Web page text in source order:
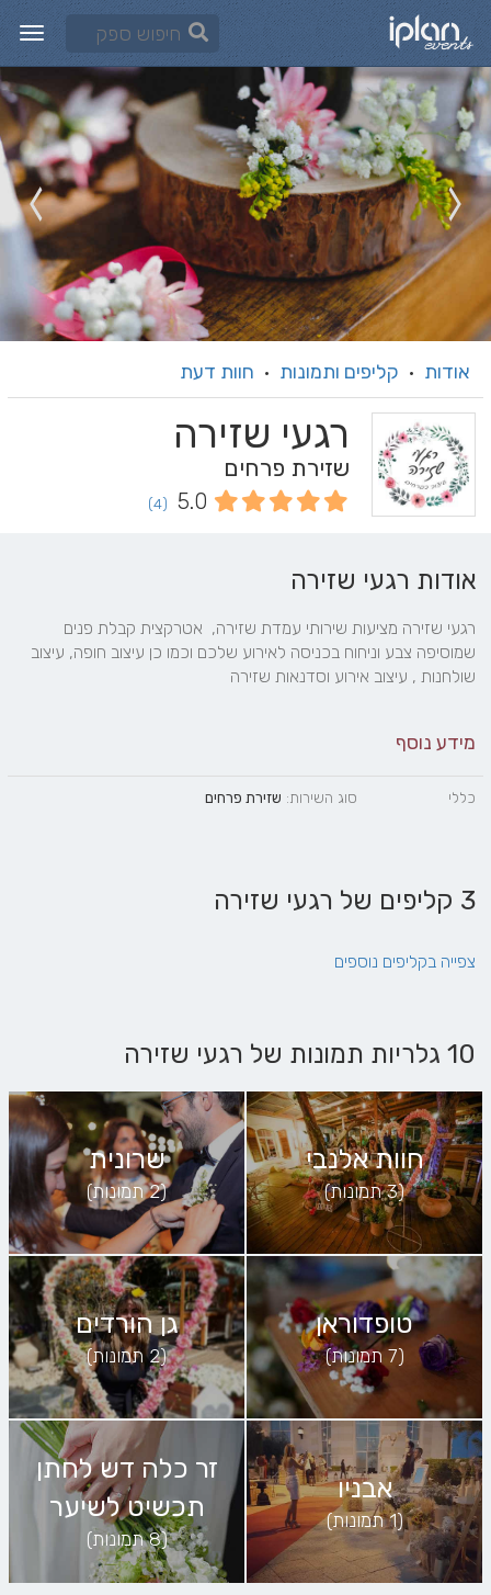
אודות · קליפים ותמונות · חוות דעת
רגעי שזירה
שזירת פרחים
5.0
(4)
אודות רגעי שזירה
שולחנות , עיצוב אירוע וסדנאות שזירה
מידע נוסף
כללי סוג השירות: שזירת פרחים
3 קליפים של רגעי שזירה
צפייה בקליפים נוספים
10 גלריות תמונות של רגעי שזירה
חוות אלנבי
(3 תמונות)
שרונית
(2 תמונות)
טופדוראן
(7 תמונות)
גן הורדים
(2 תמונות)
אבניו
(1 תמונות)
זר כלה דש לחתן
תכשיט לשיער
(8 תמונות)